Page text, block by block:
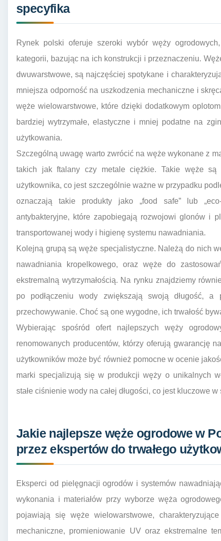
specyfika
Rynek polski oferuje szeroki wybór węży
kategorii, bazując na ich konstrukcji i przeznaczeniu.
dwuwarstwowe, są najczęściej spotykane i
mniejsza odporność na uszkodzenia mechaniczne i
węże wielowarstwowe, które dzięki dodatkowym
bardziej wytrzymałe, elastyczne i mniej podatne na
użytkowania.
Szczególną uwagę warto zwrócić na węże wykonane z
takich jak ftalany czy metale ciężkie. Takie węże
użytkownika, co jest szczególnie ważne w przypadku
oznaczają takie produkty jako „food safe” lub
antybakteryjne, które zapobiegają rozwojowi glonów i
transportowanej wody i higienę systemu nawadniania.
Kolejną grupą są węże specjalistyczne. Należą do nich
nawadniania kropelkowego, oraz węże do
ekstremalną wytrzymałością. Na rynku znajdziemy
po podłączeniu wody zwiększają swoją długość,
przechowywanie. Choć są one wygodne, ich trwałość
Wybierając spośród ofert najlepszych węży
renomowanych producentów, którzy oferują gwarancję
użytkowników może być również pomocne w ocenie
marki specjalizują się w produkcji węży o unikalnych
stałe ciśnienie wody na całej długości, co jest kluczowe
Jakie najlepsze węże ogrodowe w
przez ekspertów do trwałego
Eksperci od pielęgnacji ogrodów i systemów
wykonania i materiałów przy wyborze węża
pojawiają się węże wielowarstwowe,
mechaniczne, promieniowanie UV oraz ekstremalne